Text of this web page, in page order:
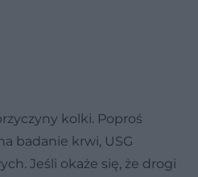
kolki. Poproś
badanie krwi, USG
Jeśli okaże się, że drogi